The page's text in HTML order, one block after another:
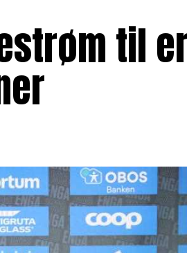
til